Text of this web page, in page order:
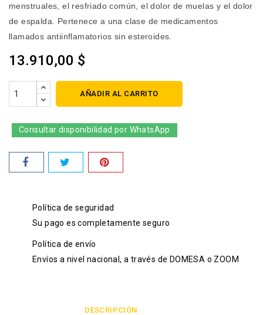
menstruales, el resfriado común, el dolor de muelas y el dolor
de espalda. Pertenece a una clase de medicamentos
llamados antiinflamatorios sin esteroides.
13.910,00 $
AÑADIR AL CARRITO
Consultar disponibilidad por WhatsApp
Política de seguridad
Su pago es completamente seguro
Política de envío
Envíos a nivel nacional, a través de DOMESA o ZOOM
DESCRIPCIÓN